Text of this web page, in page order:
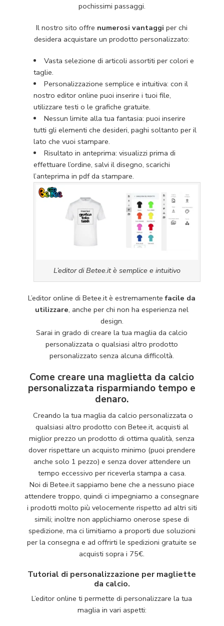
pochissimi passaggi.
Il nostro sito offre numerosi vantaggi per chi
desidera acquistare un prodotto personalizzato:
Vasta selezione di articoli assortiti per colori e
taglie.
Personalizzazione semplice e intuitiva: con il
nostro editor online puoi inserire i tuoi file,
utilizzare testi o le grafiche gratuite.
Nessun limite alla tua fantasia: puoi inserire
tutti gli elementi che desideri, paghi soltanto per il
lato che vuoi stampare.
Risultato in anteprima: visualizzi prima di
effettuare l’ordine, salvi il disegno, scarichi
l’anteprima in pdf da stampare.
L’editor di Betee.it è semplice e intuitivo
L’editor online di Betee.it è estremamente facile da
utilizzare, anche per chi non ha esperienza nel
design.
Sarai in grado di creare la tua maglia da calcio
personalizzata o qualsiasi altro prodotto
personalizzato senza alcuna difficoltà.
Come creare una maglietta da calcio
personalizzata risparmiando tempo e
denaro.
Creando la tua maglia da calcio personalizzata o
qualsiasi altro prodotto con Betee.it, acquisti al
miglior prezzo un prodotto di ottima qualità, senza
dover rispettare un acquisto minimo (puoi prendere
anche solo 1 pezzo) e senza dover attendere un
tempo eccessivo per riceverla stampa a casa.
Noi di Betee.it sappiamo bene che a nessuno piace
attendere troppo, quindi ci impegniamo a consegnare
i prodotti molto più velocemente rispetto ad altri siti
simili; inoltre non applichiamo onerose spese di
spedizione, ma ci limitiamo a proporti due soluzioni
per la consegna e ad offrirti le spedizioni gratuite se
acquisti sopra i 75€.
Tutorial di personalizzazione per magliette
da calcio.
L’editor online ti permette di personalizzare la tua
maglia in vari aspetti: